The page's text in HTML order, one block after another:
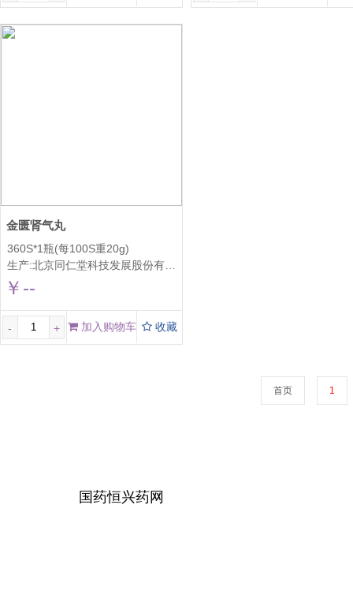
金匮肾气丸
360S*1瓶(每100S重20g)
生产:北京同仁堂科技发展股份有限公司制药厂
￥--
- + 加入购物车 收藏
首页 1
国药恒兴药网